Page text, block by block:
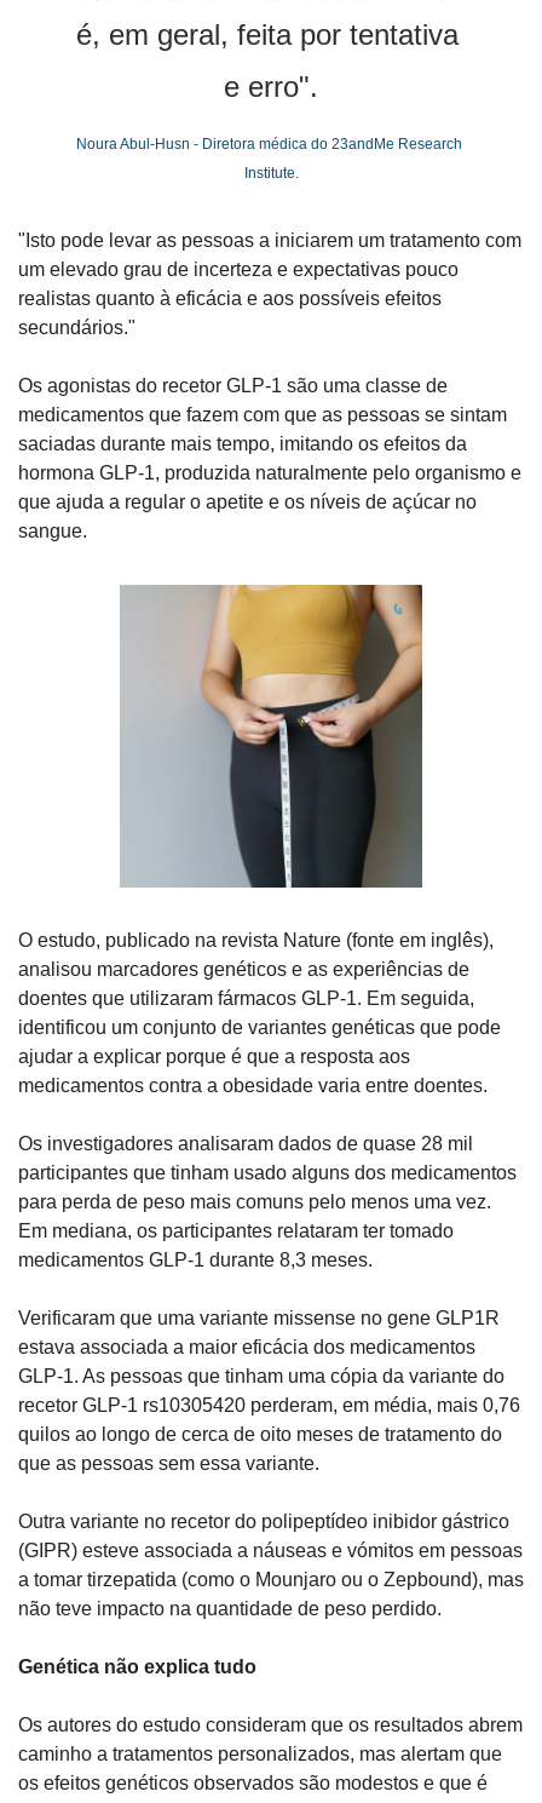
é, em geral, feita por tentativa
e erro".
Noura Abul-Husn - Diretora médica do 23andMe Research
Institute.
"Isto pode levar as pessoas a iniciarem um tratamento com
um elevado grau de incerteza e expectativas pouco
realistas quanto à eficácia e aos possíveis efeitos
secundários."
Os agonistas do recetor GLP-1 são uma classe de
medicamentos que fazem com que as pessoas se sintam
saciadas durante mais tempo, imitando os efeitos da
hormona GLP-1, produzida naturalmente pelo organismo e
que ajuda a regular o apetite e os níveis de açúcar no
sangue.
O estudo, publicado na revista Nature (fonte em inglês),
analisou marcadores genéticos e as experiências de
doentes que utilizaram fármacos GLP-1. Em seguida,
identificou um conjunto de variantes genéticas que pode
ajudar a explicar porque é que a resposta aos
medicamentos contra a obesidade varia entre doentes.
Os investigadores analisaram dados de quase 28 mil
participantes que tinham usado alguns dos medicamentos
para perda de peso mais comuns pelo menos uma vez.
Em mediana, os participantes relataram ter tomado
medicamentos GLP-1 durante 8,3 meses.
Verificaram que uma variante missense no gene GLP1R
estava associada a maior eficácia dos medicamentos
GLP-1. As pessoas que tinham uma cópia da variante do
recetor GLP-1 rs10305420 perderam, em média, mais 0,76
quilos ao longo de cerca de oito meses de tratamento do
que as pessoas sem essa variante.
Outra variante no recetor do polipeptídeo inibidor gástrico
(GIPR) esteve associada a náuseas e vómitos em pessoas
a tomar tirzepatida (como o Mounjaro ou o Zepbound), mas
não teve impacto na quantidade de peso perdido.
Genética não explica tudo
Os autores do estudo consideram que os resultados abrem
caminho a tratamentos personalizados, mas alertam que
os efeitos genéticos observados são modestos e que é